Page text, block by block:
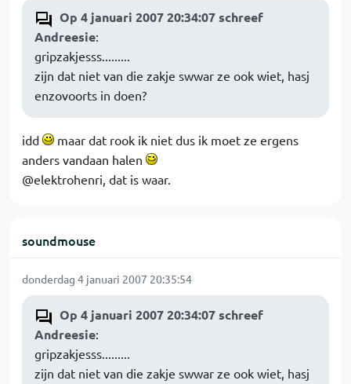
Op 4 januari 2007 20:34:07 schreef
Andreesie:
gripzakjesss.........
zijn dat niet van die zakje swwar ze ook wiet, hasj
enzovoorts in doen?
idd
maar dat rook ik niet dus ik moet ze ergens
anders vandaan halen
@elektrohenri, dat is waar.
soundmouse
donderdag 4 januari 2007 20:35:54
Op 4 januari 2007 20:34:07 schreef
Andreesie:
gripzakjesss.........
zijn dat niet van die zakje swwar ze ook wiet, hasj